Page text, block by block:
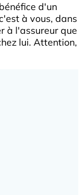
d'un
à vous, dans
à l'assureur que
lui. Attention,